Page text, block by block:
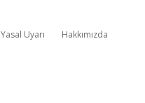
Yasal Uyarı Hakkımızda